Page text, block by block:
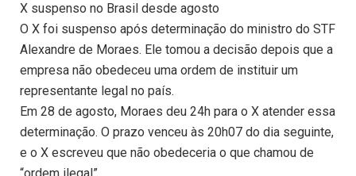
X suspenso no Brasil desde agosto
O X foi suspenso após determinação do ministro do STF
Alexandre de Moraes. Ele tomou a decisão depois que a
empresa não obedeceu uma ordem de instituir um
representante legal no país.
Em 28 de agosto, Moraes deu 24h para o X atender essa
determinação. O prazo venceu às 20h07 do dia seguinte,
e o X escreveu que não obedeceria o que chamou de